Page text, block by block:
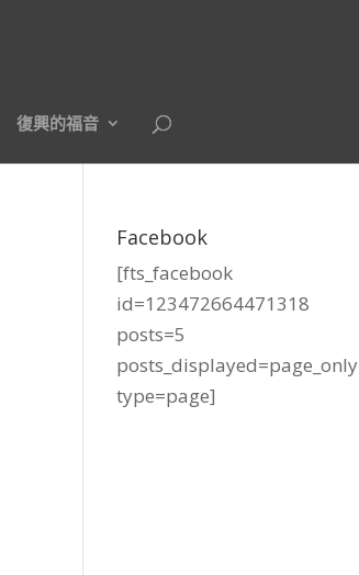
復興的福音
Facebook
[fts_facebook
id=123472664471318
posts=5
posts_displayed=page_only
type=page]